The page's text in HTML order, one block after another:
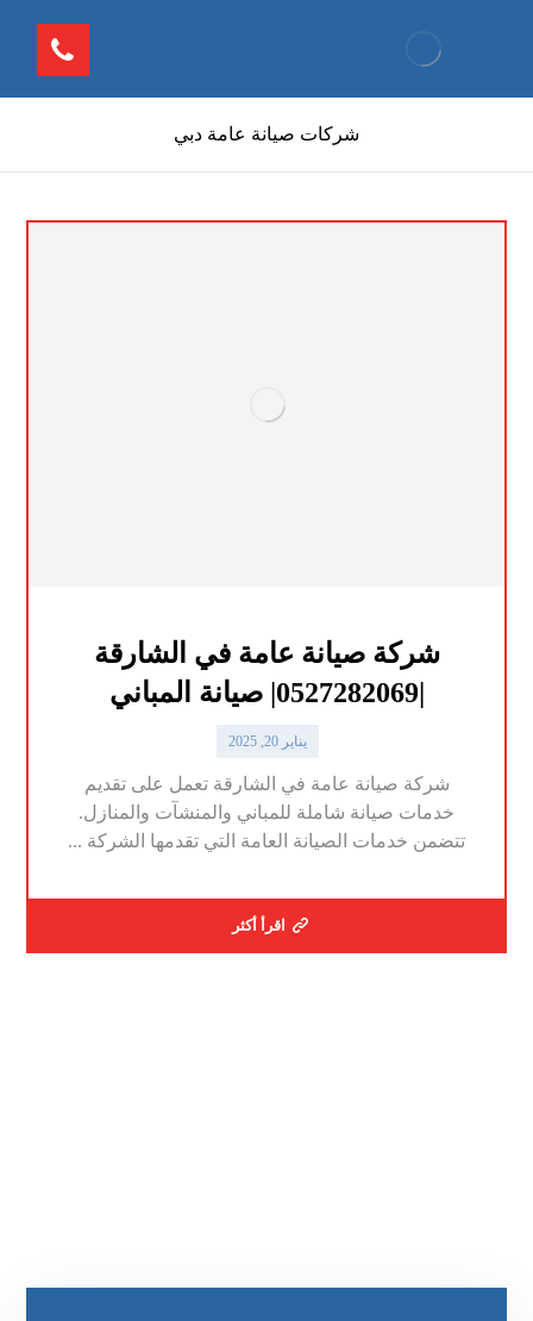
شركات صيانة عامة دبي
شركة صيانة عامة في الشارقة
|0527282069| صيانة المباني
يناير 20, 2025
شركة صيانة عامة في الشارقة تعمل على تقديم
خدمات صيانة شاملة للمباني والمنشآت والمنازل.
تتضمن خدمات الصيانة العامة التي تقدمها الشركة ...
اقرأ أكثر